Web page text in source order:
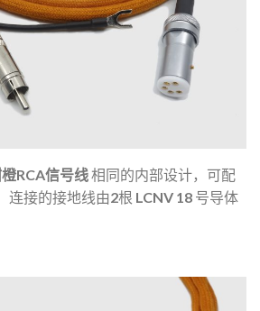
RCA信号线相同的内部设计，可配
连接的接地线由2根 LCNV 18 号导体